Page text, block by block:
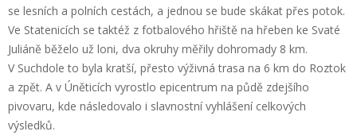
se lesních a polních cestách, a jednou se bude skákat přes potok.
Ve Statenicích se taktéž z fotbalového hřiště na hřeben ke Svaté
Juliáně běželo už loni, dva okruhy měřily dohromady 8 km.
V Suchdole to byla kratší, přesto výživná trasa na 6 km do Roztok
a zpět. A v Úněticích vyrostlo epicentrum na půdě zdejšího
pivovaru, kde následovalo i slavnostní vyhlášení celkových
výsledků.